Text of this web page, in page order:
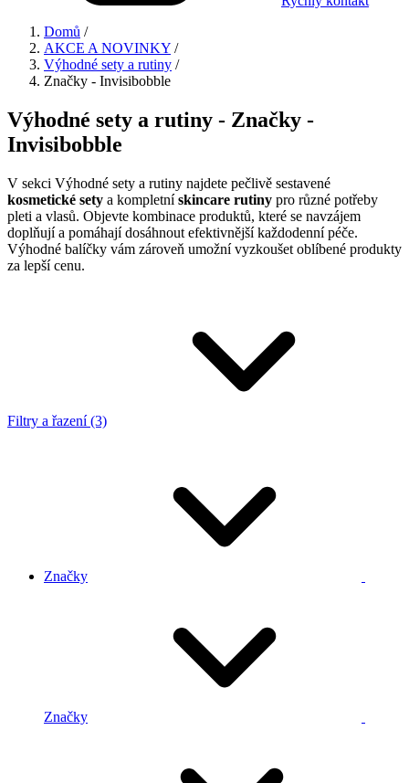
Domů /
AKCE A NOVINKY /
Výhodné sety a rutiny /
Značky - Invisibobble
Výhodné sety a rutiny - Značky -
Invisibobble
V sekci Výhodné sety a rutiny najdete pečlivě sestavené
kosmetické sety a kompletnískincare rutiny pro různé potřeby
pleti a vlasů. Objevte kombinace produktů, které se navzájem
doplňují a pomáhají dosáhnout efektivnější každodenní péče.
Výhodné balíčky vám zároveň umožní vyzkoušet oblíbené produkty
za lepší cenu.
Filtry a řazení (3)
Značky
Značky